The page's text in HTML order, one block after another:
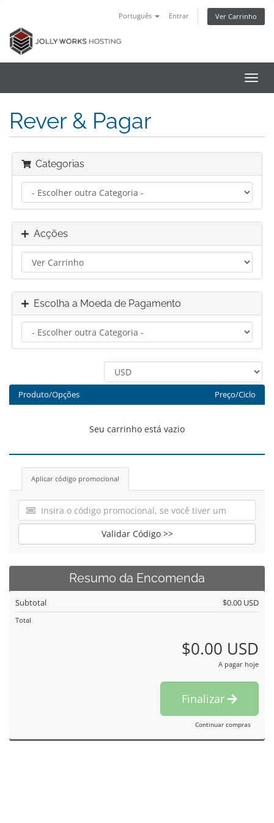
Português Entrar Ver Carrinho
Rever & Pagar
Categorias
Acções
Escolha a Moeda de Pagamento
Produto/Opções Preço/Ciclo
Seu carrinho está vazio
Aplicar código promocional
Validar Código >>
Resumo da Encomenda
Subtotal $0.00 USD
Total
$0.00 USD
A pagar hoje
Finalizar
Continuar compras